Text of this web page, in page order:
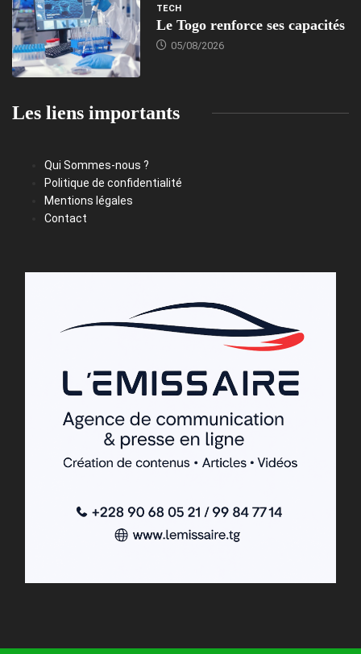
TECH
Le Togo renforce ses capacités
05/08/2026
Les liens importants
Qui Sommes-nous ?
Politique de confidentialité
Mentions légales
Contact